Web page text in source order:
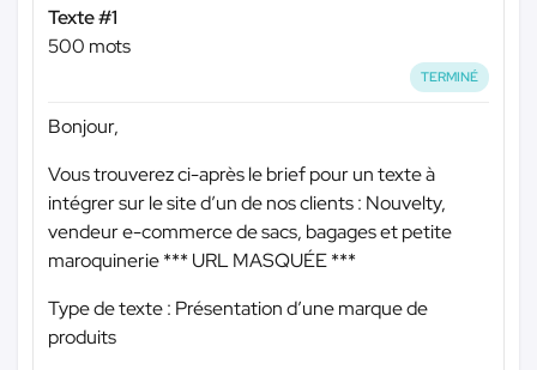
Texte #1
500 mots
TERMINÉ
Bonjour,
Vous trouverez ci-après le brief pour un texte à
intégrer sur le site d’un de nos clients : Nouvelty,
vendeur e-commerce de sacs, bagages et petite
maroquinerie*** URL MASQUÉE ***
Type de texte : Présentation d’une marque de
produits